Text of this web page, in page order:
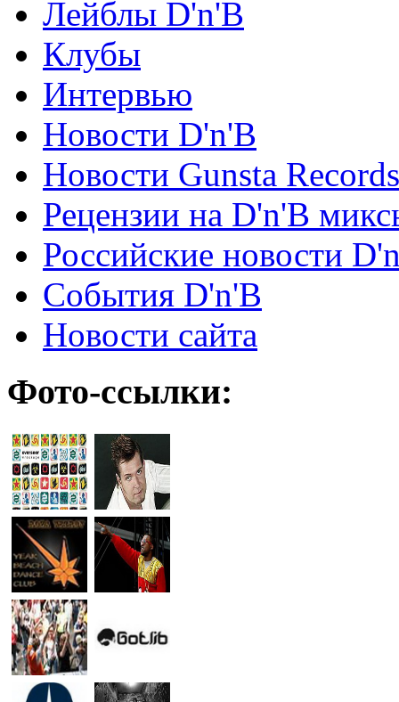
Лейблы D'n'B
Клубы
Интервью
Новости D'n'B
Новости Gunsta Records
Рецензии на D'n'B
Российские новости
События D'n'B
Новости сайта
Фото-ссылки: